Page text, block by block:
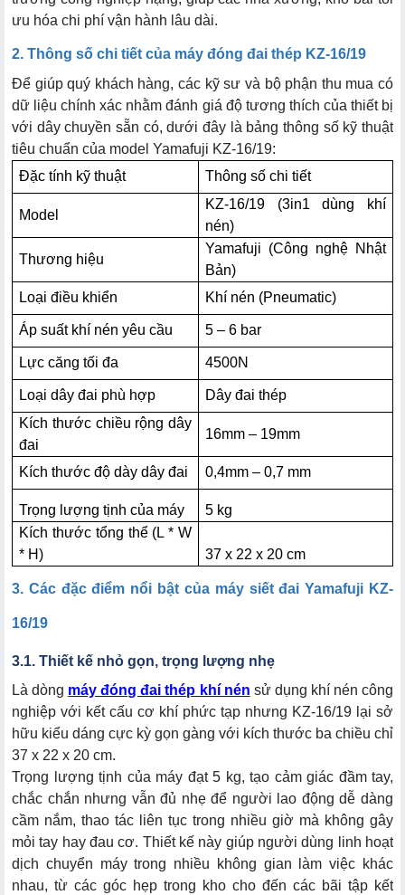
ưu hóa chi phí vận hành lâu dài.
2. Thông số chi tiết của máy đóng đai thép KZ-16/19
Để giúp quý khách hàng, các kỹ sư và bộ phận thu mua có
dữ liệu chính xác nhằm đánh giá độ tương thích của thiết bị
với dây chuyền sẵn có, dưới đây là bảng thông số kỹ thuật
tiêu chuẩn của model Yamafuji KZ-16/19:
Đặc tính kỹ thuật
Thông số chi tiết
Model
KZ-16/19 (3in1 dùng khí
nén)
Thương hiệu
Yamafuji (Công nghệ Nhật
Bản)
Loại điều khiển
Khí nén (Pneumatic)
Áp suất khí nén yêu cầu 5 – 6 bar
Lực căng tối đa 4500N
Loại dây đai phù hợp
Dây đai thép
Kích thước chiều rộng dây
đai
16mm – 19mm
Kích thước độ dày dây đai 0,4mm – 0,7 mm
Trọng lượng tịnh của máy
5 kg
Kích thước tổng thể (L * W
* H)
37 x 22 x 20 cm
3. Các đặc điểm nổi bật của máy siết đai Yamafuji KZ-
16/19
3.1. Thiết kế nhỏ gọn, trọng lượng nhẹ
Là dòng máy đóng đai thép khí nén sử dụng khí nén công
nghiệp với kết cấu cơ khí phức tạp nhưng KZ-16/19 lại sở
hữu kiểu dáng cực kỳ gọn gàng với kích thước ba chiều chỉ
37 x 22 x 20 cm.
Trọng lượng tịnh của máy đạt 5 kg, tạo cảm giác đầm tay,
chắc chắn nhưng vẫn đủ nhẹ để người lao động dễ dàng
cầm nắm, thao tác liên tục trong nhiều giờ mà không gây
mỏi tay hay đau cơ. Thiết kế này giúp người dùng linh hoạt
dịch chuyển máy trong nhiều không gian làm việc khác
nhau, từ các góc hẹp trong kho cho đến các bãi tập kết